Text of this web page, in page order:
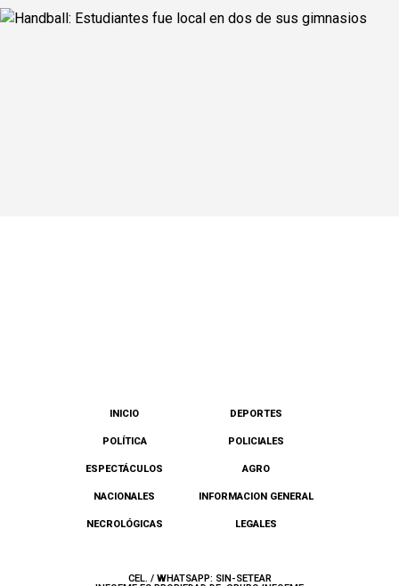
INICIO DEPORTES
POLÍTICA POLICIALES
ESPECTÁCULOS AGRO
NACIONALES INFORMACION GENERAL
NECROLÓGICAS LEGALES
CEL. / WHATSAPP: SIN-SETEAR